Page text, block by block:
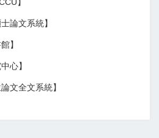
】
論文系統】
】
心】
文全文系統】